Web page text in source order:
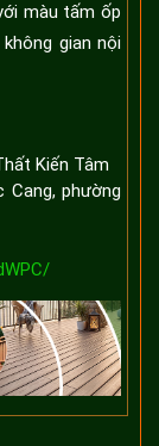
màu tấm ốp
gian nội
Kiến Tâm
Cang, phường